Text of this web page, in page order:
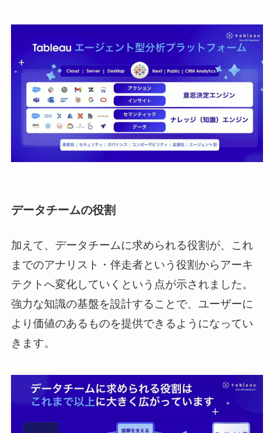
データチームの役割
加えて、データチームに求められる役割が、これ
までのアナリスト・伴走者という役割からアーキ
テクトへ変化していくという点が示されました。
強力な知識の基盤を設計することで、ユーザーに
より価値のあるものを提供できるようになってい
きます。